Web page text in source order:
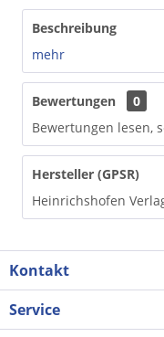
Beschreibung
mehr
Bewertungen
0
Bewertungen lesen,
Hersteller (GPSR)
Heinrichshofen
Kontakt
Service